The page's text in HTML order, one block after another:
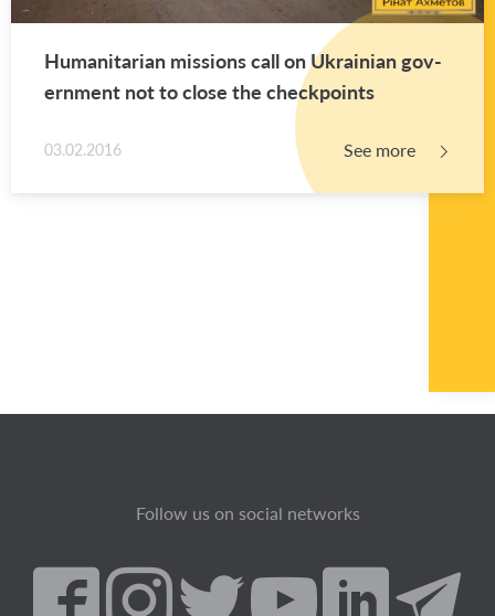
Hu­man­i­tar­ian mis­sions call on Ukrain­ian gov­
ern­ment not to close the check­points
03.02.2016 See more
Follow us on social networks